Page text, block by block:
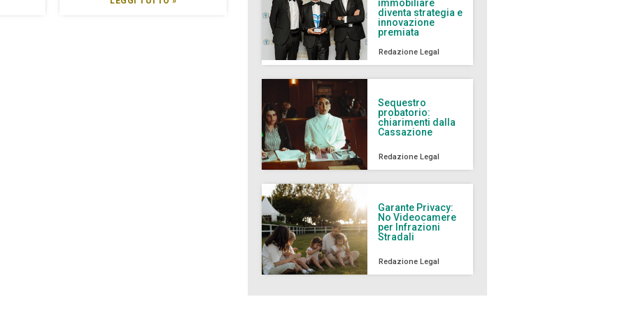
immobiliare
diventa strategia e
innovazione
premiata
Redazione Legal
Sequestro
probatorio:
chiarimenti dalla
Cassazione
Redazione Legal
Garante Privacy:
No Videocamere
per Infrazioni
Stradali
Redazione Legal